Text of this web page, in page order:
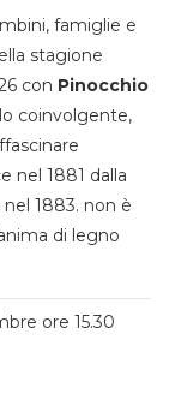
famiglie e
stagione
con Pinocchio
coinvolgente,
nel 1881 dalla
1883. non è
di legno
ore 15.30